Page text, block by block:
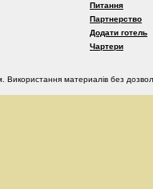
Питання
Партнерство
Додати готель
Чартери
материалів без